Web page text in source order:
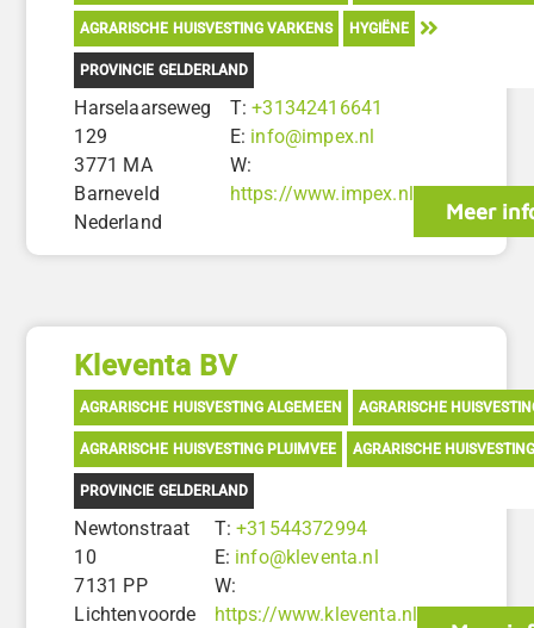
AGRARISCHE HUISVESTING VARKENS HYGIËNE
PROVINCIE GELDERLAND
Harselaarseweg
129
3771 MA
Barneveld
Nederland
T:+31342416641
E: info@impex.nl
W:
https://www.impex.nl
Meer
Kleventa BV
AGRARISCHE HUISVESTING ALGEMEEN AGRARISCHE
AGRARISCHE HUISVESTING PLUIMVEE AGRARISCHE
PROVINCIE GELDERLAND
Newtonstraat
10
7131 PP
Lichtenvoorde
T:+31544372994
E: info@kleventa.nl
W:
https://www.kleventa.nl